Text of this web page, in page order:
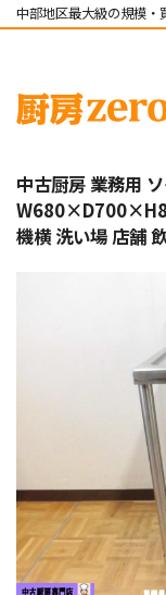
中部地区最大級の規模
中古厨房 業務用
機横 洗い場 店舗